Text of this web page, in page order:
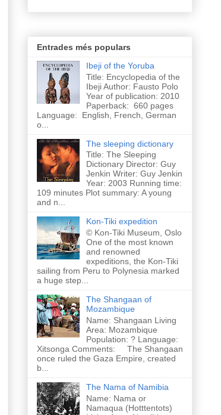
Entrades més populars
Ibeji of the Yoruba
Title: Encyclopedia of the
Ibeji Author: Fausto Polo
Year of publication: 2010
Paperback: 660 pages
Language: English, French, German
o...
The sleeping dictionary
Title: The Sleeping
Dictionary Director: Guy
Jenkin Writer: Guy Jenkin
Year: 2003 Running time:
109 minutes Plot summary: A young
and n...
Kon-Tiki expedition
© Kon-Tiki Museum, Oslo
One of the most known
and renowned
expeditions, the Kon-Tiki
sailing from Peru to Polynesia marked
a huge step...
The Shangaan of
Mozambique
Name: Shangaan Living
Area: Mozambique
Population: ? Language:
Xitsonga Comments: The Shangaan
once ruled the Gaza Empire, created
b...
The Nama of Namibia
Name: Nama or
Namaqua (Hotttentots)